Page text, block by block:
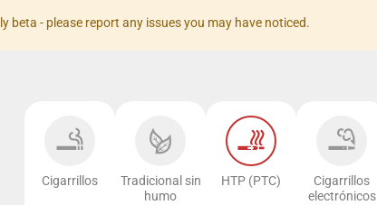
beta - please report any issues you may have noticed.
Cigarrillos
Tradicional sin
humo
HTP (PTC)
Cigarrillos
electrónicos